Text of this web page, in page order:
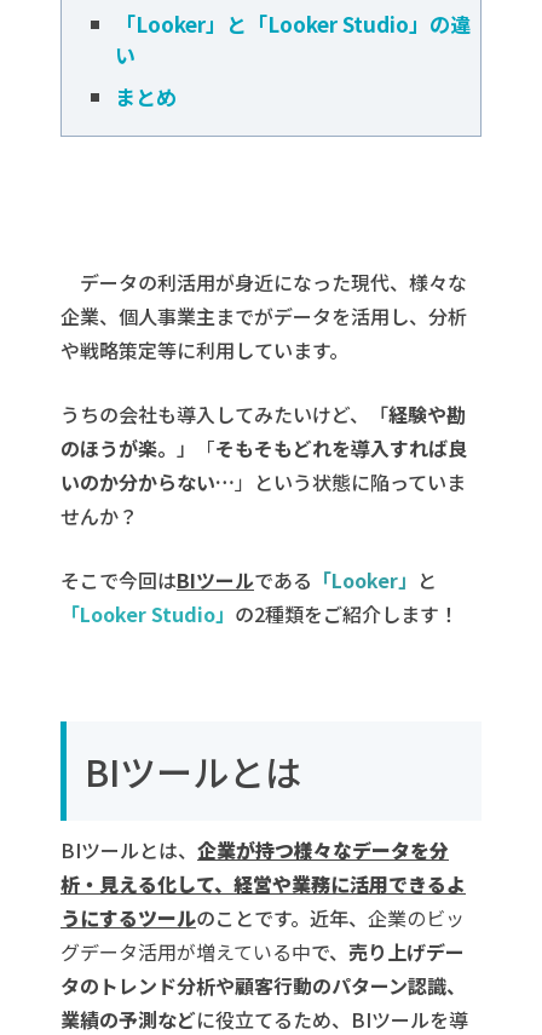
「Looker」と「Looker Studio」の違
い
まとめ
データの利活用が身近になった現代、様々な
企業、個人事業主までがデータを活用し、分析
や戦略策定等に利用しています。
うちの会社も導入してみたいけど、「経験や勘
のほうが楽。 」 「そもそもどれを導入すれば良
いのか分からない… 」 という状態に陥っていま
せんか？
そこで今回はBIツールである 「Looker」 と
「Looker Studio」 の2種類をご紹介します！
BIツールとは
BIツールとは、 企業が持つ様々なデータを分
析・見える化して、経営や業務に活用できるよ
うにするツールのことです。近年、 企業のビッ
グデータ活用が増えている中で、 売り上げデー
タのトレンド分析や顧客行動のパターン認識、
業績の予測などに役立てるため、BIツールを導